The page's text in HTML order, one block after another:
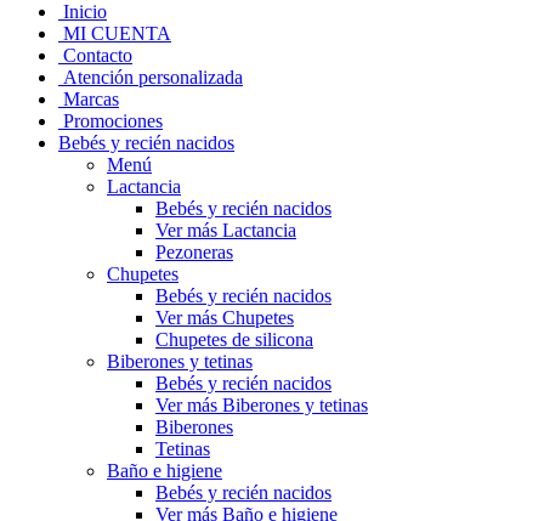
Inicio
MI CUENTA
Contacto
Atención personalizada
Marcas
Promociones
Bebés y recién nacidos
Menú
Lactancia
Bebés y recién nacidos
Ver más Lactancia
Pezoneras
Chupetes
Bebés y recién nacidos
Ver más Chupetes
Chupetes de silicona
Biberones y tetinas
Bebés y recién nacidos
Ver más Biberones y tetinas
Biberones
Tetinas
Baño e higiene
Bebés y recién nacidos
Ver más Baño e higiene